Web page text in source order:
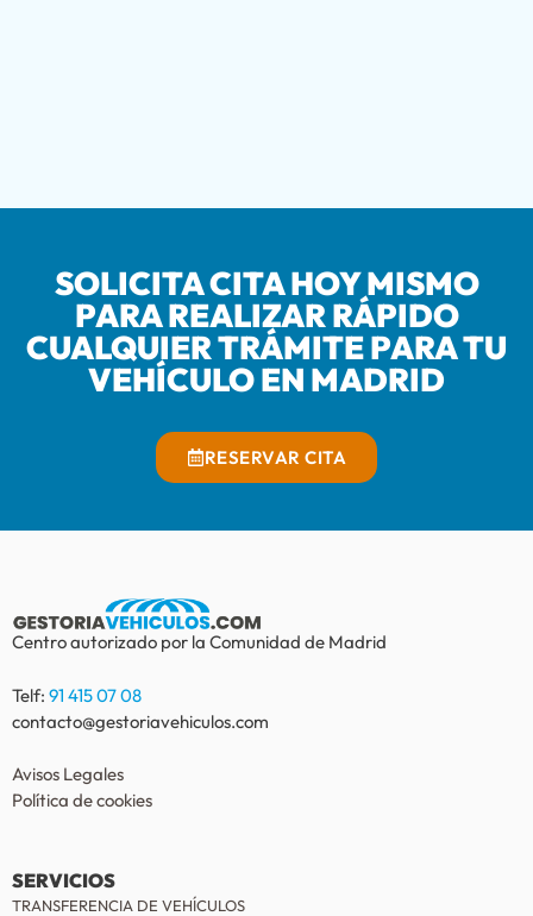
SOLICITA CITA HOY MISMO
PARA REALIZAR RÁPIDO
CUALQUIER TRÁMITE PARA TU
VEHÍCULO EN MADRID
RESERVAR CITA
Centro autorizado por la Comunidad de Madrid
Telf: 91 415 07 08
contacto@gestoriavehiculos.com
Avisos Legales
Política de cookies
SERVICIOS
TRANSFERENCIA DE VEHÍCULOS